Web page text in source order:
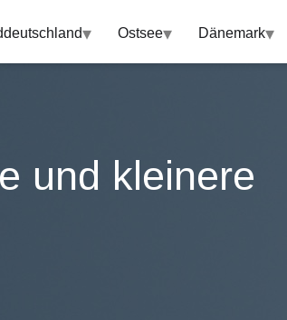
▾ Ostsee▾ Dänemark▾
und kleinere